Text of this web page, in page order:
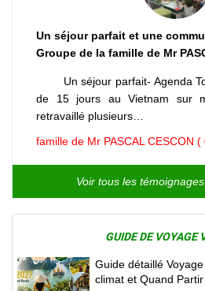
Un séjour parfait et une
Groupe de la famille de Mr
Un séjour parfait- Agenda
de 15 jours au Vietnam sur
retravaillé plusieurs…
famille de Mr PASCAL CESCON
Voir tous les
GUIDE DE VOYAGE
Guide détaillé
climat et Quand Partir